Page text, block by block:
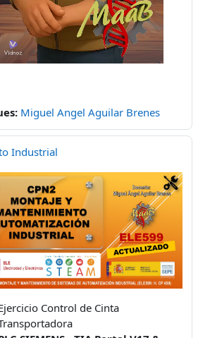
Miguel Angel Aguilar Brenes
Industrial
Control de Cinta